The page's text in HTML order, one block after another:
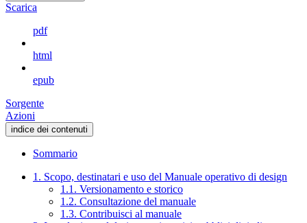
Scarica
pdf
html
epub
Sorgente
Azioni
indice dei contenuti
Sommario
1. Scopo, destinatari e uso del Manuale operativo di design
1.1. Versionamento e storico
1.2. Consultazione del manuale
1.3. Contribuisci al manuale